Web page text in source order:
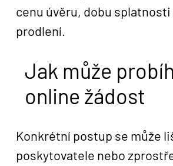
cenu úvěru, dobu splatnosti
prodlení.
Jak může
online žádost
Konkrétní postup se může
poskytovatele nebo